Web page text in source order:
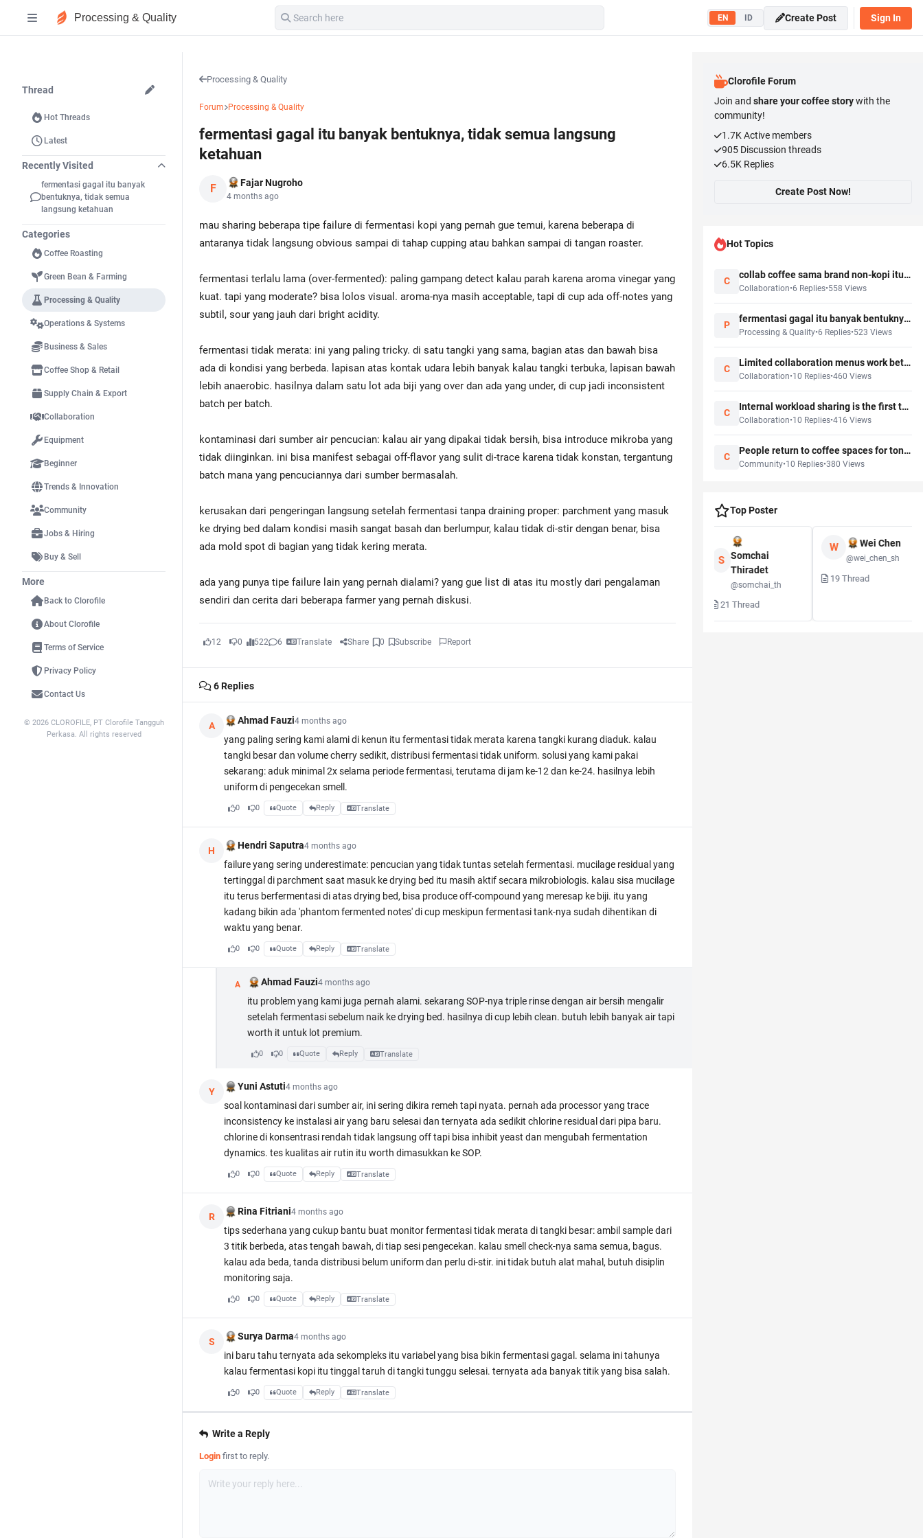
Processing & Quality EN ID Create Post Sign In
Thread
Hot Threads
Latest
Recently Visited
fermentasi gagal itu banyak
bentuknya, tidak semua
langsung ketahuan
Categories
Coffee Roasting
Green Bean & Farming
Processing & Quality
Operations & Systems
Business & Sales
Coffee Shop & Retail
Supply Chain & Export
Collaboration
Equipment
Beginner
Trends & Innovation
Community
Jobs & Hiring
Buy & Sell
More
Back to Clorofile
About Clorofile
Terms of Service
Privacy Policy
Contact Us
© 2026 CLOROFILE, PT Clorofile Tangguh
Perkasa. All rights reserved
Processing & Quality
Forum Processing & Quality
fermentasi gagal itu banyak bentuknya, tidak semua langsung
ketahuan
F Fajar Nugroho
4 months ago
mau sharing beberapa tipe failure di fermentasi kopi yang pernah gue temui, karena beberapa di
antaranya tidak langsung obvious sampai di tahap cupping atau bahkan sampai di tangan roaster.
fermentasi terlalu lama (over-fermented): paling gampang detect kalau parah karena aroma vinegar yang
kuat. tapi yang moderate? bisa lolos visual. aroma-nya masih acceptable, tapi di cup ada off-notes yang
subtil, sour yang jauh dari bright acidity.
fermentasi tidak merata: ini yang paling tricky. di satu tangki yang sama, bagian atas dan bawah bisa
ada di kondisi yang berbeda. lapisan atas kontak udara lebih banyak kalau tangki terbuka, lapisan bawah
lebih anaerobic. hasilnya dalam satu lot ada biji yang over dan ada yang under, di cup jadi inconsistent
batch per batch.
kontaminasi dari sumber air pencucian: kalau air yang dipakai tidak bersih, bisa introduce mikroba yang
tidak diinginkan. ini bisa manifest sebagai off-flavor yang sulit di-trace karena tidak konstan, tergantung
batch mana yang pencuciannya dari sumber bermasalah.
kerusakan dari pengeringan langsung setelah fermentasi tanpa draining proper: parchment yang masuk
ke drying bed dalam kondisi masih sangat basah dan berlumpur, kalau tidak di-stir dengan benar, bisa
ada mold spot di bagian yang tidak kering merata.
ada yang punya tipe failure lain yang pernah dialami? yang gue list di atas itu mostly dari pengalaman
sendiri dan cerita dari beberapa farmer yang pernah diskusi.
12 0 522 6 Translate Share 0 Subscribe Report
6Replies
A Ahmad Fauzi4 months ago
yang paling sering kami alami di kenun itu fermentasi tidak merata karena tangki kurang diaduk. kalau
tangki besar dan volume cherry sedikit, distribusi fermentasi tidak uniform. solusi yang kami pakai
sekarang: aduk minimal 2x selama periode fermentasi, terutama di jam ke-12 dan ke-24. hasilnya lebih
uniform di pengecekan smell.
0 0 Quote Reply Translate
H Hendri Saputra4 months ago
failure yang sering underestimate: pencucian yang tidak tuntas setelah fermentasi. mucilage residual yang
tertinggal di parchment saat masuk ke drying bed itu masih aktif secara mikrobiologis. kalau sisa mucilage
itu terus berfermentasi di atas drying bed, bisa produce off-compound yang meresap ke biji. itu yang
kadang bikin ada 'phantom fermented notes' di cup meskipun fermentasi tank-nya sudah dihentikan di
waktu yang benar.
0 0 Quote Reply Translate
A Ahmad Fauzi4 months ago
itu problem yang kami juga pernah alami. sekarang SOP-nya triple rinse dengan air bersih mengalir
setelah fermentasi sebelum naik ke drying bed. hasilnya di cup lebih clean. butuh lebih banyak air tapi
worth it untuk lot premium.
0 0 Quote Reply Translate
Y Yuni Astuti4 months ago
soal kontaminasi dari sumber air, ini sering dikira remeh tapi nyata. pernah ada processor yang trace
inconsistency ke instalasi air yang baru selesai dan ternyata ada sedikit chlorine residual dari pipa baru.
chlorine di konsentrasi rendah tidak langsung off tapi bisa inhibit yeast dan mengubah fermentation
dynamics. tes kualitas air rutin itu worth dimasukkan ke SOP.
0 0 Quote Reply Translate
R Rina Fitriani4 months ago
tips sederhana yang cukup bantu buat monitor fermentasi tidak merata di tangki besar: ambil sample dari
3 titik berbeda, atas tengah bawah, di tiap sesi pengecekan. kalau smell check-nya sama semua, bagus.
kalau ada beda, tanda distribusi belum uniform dan perlu di-stir. ini tidak butuh alat mahal, butuh disiplin
monitoring saja.
0 0 Quote Reply Translate
S Surya Darma4 months ago
ini baru tahu ternyata ada sekompleks itu variabel yang bisa bikin fermentasi gagal. selama ini tahunya
kalau fermentasi kopi itu tinggal taruh di tangki tunggu selesai. ternyata ada banyak titik yang bisa salah.
0 0 Quote Reply Translate
Write a Reply
Login first to reply.
Clorofile Forum
Join and share your coffee storywith the
community!
1.7KActive members
905 Discussion threads
6.5K Replies
Create Post Now!
Hot Topics
C
collab coffee sama brand non-kopi itu bisa? ada yang udah pernah?
Collaboration•6 Replies•558 Views
P
fermentasi gagal itu banyak bentuknya, tidak semua langsung ketahuan
Processing & Quality•6 Replies•523 Views
C
Limited collaboration menus work better when staff training starts earlier than launch week
Collaboration•10 Replies•460 Views
C
Internal workload sharing is the first thing brands underestimate in a collab
Collaboration•10 Replies•416 Views
C
People return to coffee spaces for tone and trust more than for the official topic
Community•10 Replies•380 Views
Top Poster
23 Thread
Somchai
Thiradet
@somchai_th
21Thread
Wei Chen
@wei_chen_sh
19Thread